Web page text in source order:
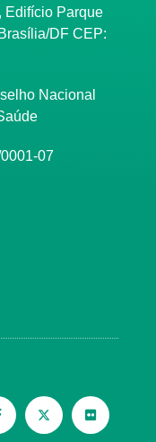
Edifício Parque
DF CEP:
Nacional
07